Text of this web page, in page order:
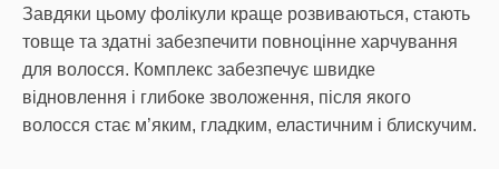
Завдяки цьому фолікули краще розвиваються, стають
товще та здатні забезпечити повноцінне харчування
для волосся. Комплекс забезпечує швидке
відновлення і глибоке зволоження, після якого
волосся стає м’яким, гладким, еластичним і блискучим.